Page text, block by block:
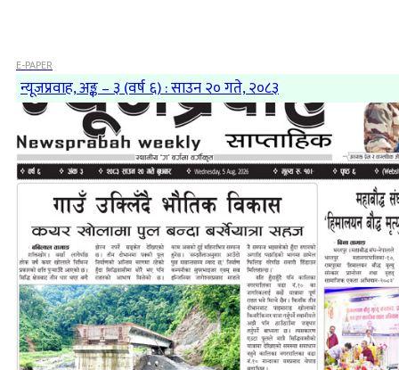
E-PAPER
न्यूजप्रवाह, अङ्क – ३ (वर्ष ६) : साउन २० गते, २०८३